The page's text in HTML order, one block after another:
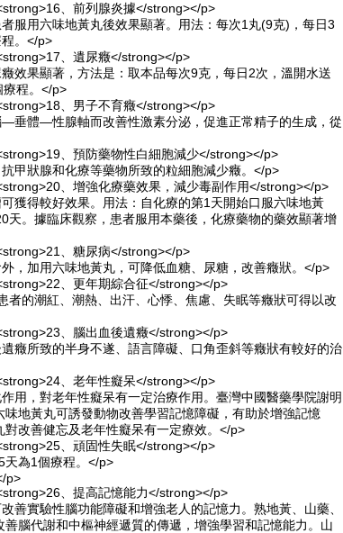
、前列腺炎據</strong></p>
服用六味地黃丸後效果顯著。用法：每次1丸(9克)，每日3
。</p>
、遺尿癥</strong></p>
效果顯著，方法是：取本品每次9克，每日2次，溫開水送
療程。</p>
、男子不育癥</strong></p>
垂體—性腺軸而改善性激素分泌，促進正常精子的生成，從
、預防藥物性白細胞減少</strong></p>
甲狀腺和化療等藥物所致的粒細胞減少癥。</p>
、增強化療藥效果，減少毒副作用</strong></p>
獲得較好效果。用法：自化療的第1天開始口服六味地黃
天。據臨床觀察，患者服用本藥後，化療藥物的藥效顯著增
、糖尿病</strong></p>
，加用六味地黃丸，可降低血糖、尿糖，改善癥狀。</p>
、更年期綜合征</strong></p>
者的潮紅、潮熱、出汗、心悸、焦慮、失眠等癥狀可得以改
、腦出血後遺癥</strong></p>
癥所致的半身不遂、語言障礙、口角歪斜等癥狀有較好的治
、老年性癡呆</strong></p>
用，對老年性癡呆有一定治療作用。臺灣中國醫藥學院謝明
地黃丸可誘發動物改善學習記憶障礙，有助於增強記憶
改善健忘及老年性癡呆有一定療效。</p>
、頑固性失眠</strong></p>
天為1個療程。</p>
p>
、提高記憶能力</strong></p>
善實驗性腦功能障礙和增強老人的記憶力。熟地黃、山藥、
腦代謝和中樞神經遞質的傳遞，增強學習和記憶能力。山